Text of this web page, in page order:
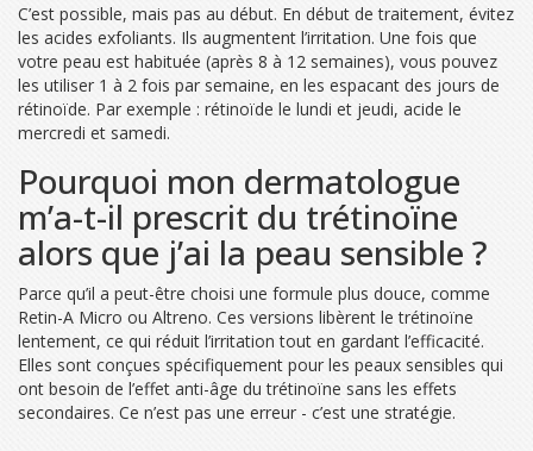
C’est possible, mais pas au début. En début de traitement, évitez
les acides exfoliants. Ils augmentent l’irritation. Une fois que
votre peau est habituée (après 8 à 12 semaines), vous pouvez
les utiliser 1 à 2 fois par semaine, en les espacant des jours de
rétinoïde. Par exemple : rétinoïde le lundi et jeudi, acide le
mercredi et samedi.
Pourquoi mon dermatologue
m’a-t-il prescrit du trétinoïne
alors que j’ai la peau sensible ?
Parce qu’il a peut-être choisi une formule plus douce, comme
Retin-A Micro ou Altreno. Ces versions libèrent le trétinoïne
lentement, ce qui réduit l’irritation tout en gardant l’efficacité.
Elles sont conçues spécifiquement pour les peaux sensibles qui
ont besoin de l’effet anti-âge du trétinoïne sans les effets
secondaires. Ce n’est pas une erreur - c’est une stratégie.